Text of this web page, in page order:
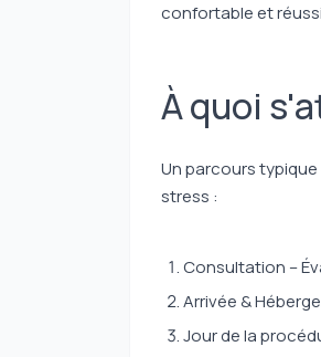
confortable et
À quoi
Un parcours
stress :
Consultation –
Arrivée &
Jour de la